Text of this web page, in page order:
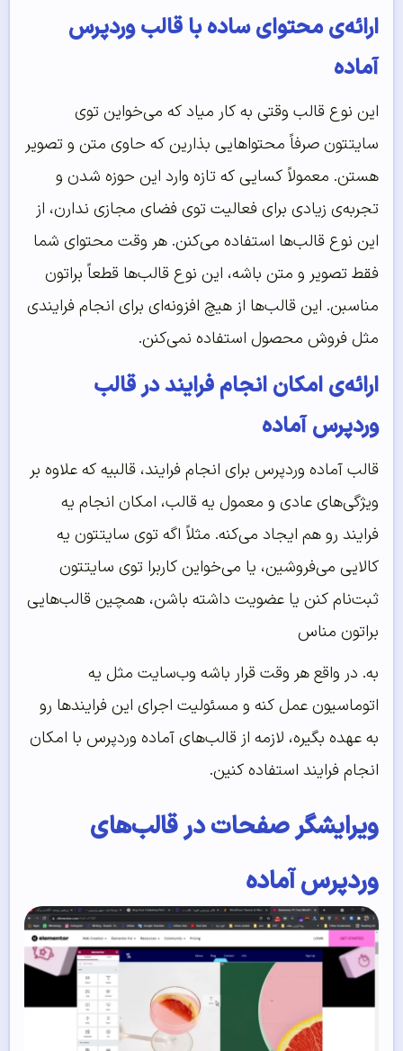
ارائه‌ی محتوای ساده با قالب وردپرس
آماده
این نوع قالب وقتی به کار میاد که می‌خواین توی
سایتتون صرفاً محتواهایی بذارین که حاوی متن و تصویر
هستن. معمولاً کسایی که تازه وارد این حوزه شدن و
تجربه‌ی زیادی برای فعالیت توی فضای مجازی ندارن، از
این نوع قالب‌ها استفاده می‌کنن. هر وقت محتوای شما
فقط تصویر و متن باشه، این نوع قالب‌ها قطعاً براتون
مناسبن. این قالب‌ها از هیچ افزونه‌ای برای انجام فرایندی
مثل فروش محصول استفاده نمی‌کنن.
ارائه‌ی امکان انجام فرایند در قالب
وردپرس آماده
قالب آماده وردپرس برای انجام فرایند، قالبیه که علاوه بر
ویژگی‌های عادی و معمول یه قالب، امکان انجام یه
فرایند رو هم ایجاد می‌کنه. مثلاً اگه توی سایتتون یه
کالایی می‌فروشین، یا می‌خواین کاربرا توی سایتتون
ثبت‌نام کنن یا عضویت داشته باشن، همچین قالب‌هایی
براتون مناس
به. در واقع هر وقت قرار باشه وب‌سایت مثل یه
اتوماسیون عمل کنه و مسئولیت اجرای این فرایندها رو
به عهده بگیره، لازمه از قالب‌های آماده وردپرس با امکان
انجام فرایند استفاده کنین.
ویرایشگر صفحات در قالب‌های
وردپرس آماده